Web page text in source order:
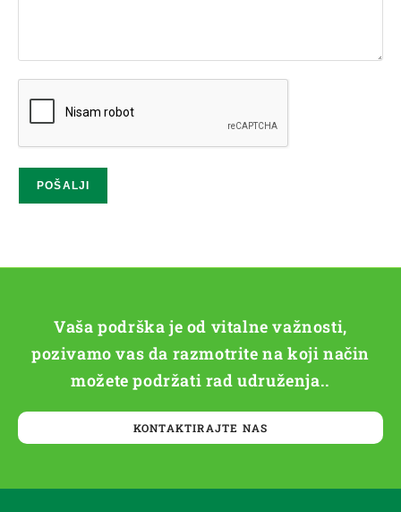
Vaša podrška je od vitalne važnosti,
pozivamo vas da razmotrite na koji način
možete podržati rad udruženja..
KONTAKTIRAJTE NAS